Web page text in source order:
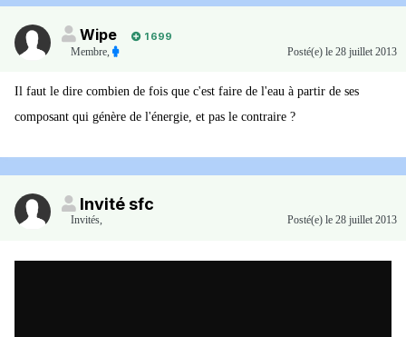
Wipe
1 699
Membre
Posté(e) le 28 juillet 2013
Il faut le dire combien de fois que c'est faire de l'eau à partir de ses
composant qui génère de l'énergie, et pas le contraire ?
Invité sfc
Invités Posté(e) le 28 juillet 2013